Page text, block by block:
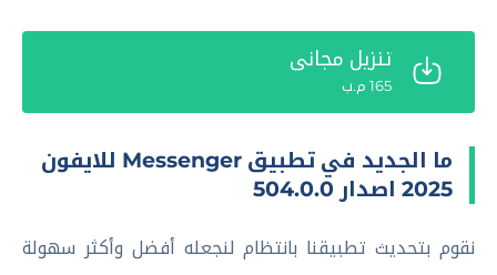
تنزيل مجاني
165 م.ب
ما الجديد في تطبيق Messenger للايفون
2025 اصدار 504.0.0
نقوم بتحديث تطبيقنا بانتظام لنجعله أفضل وأكثر سهولة